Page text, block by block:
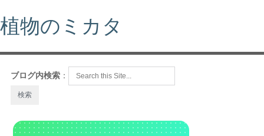
植物のミカタ
ブログ内検索 ：